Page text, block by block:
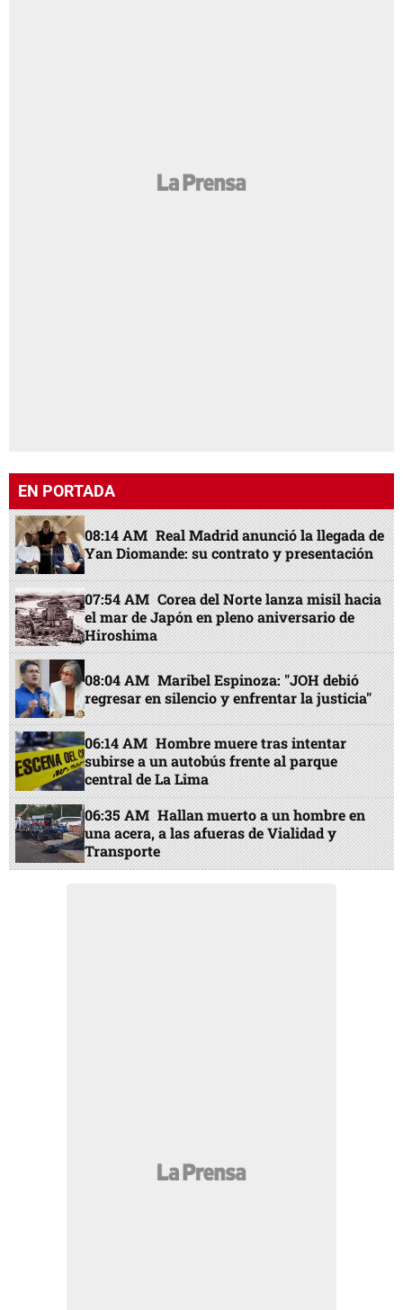
EN PORTADA
08:14 AM Real Madrid anunció la llegada de
Yan Diomande: su contrato y presentación
07:54 AM Corea del Norte lanza misil hacia
el mar de Japón en pleno aniversario de
Hiroshima
08:04 AM Maribel Espinoza: "JOH debió
regresar en silencio y enfrentar la justicia"
06:14 AM Hombre muere tras intentar
subirse a un autobús frente al parque
central de La Lima
06:35 AM Hallan muerto a un hombre en
una acera, a las afueras de Vialidad y
Transporte